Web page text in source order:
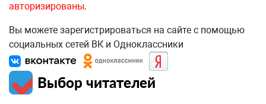
авторизированы.
Вы можете зарегистрироваться на сайте с помощью
социальных сетей ВК и Одноклассники
Выбор читателей